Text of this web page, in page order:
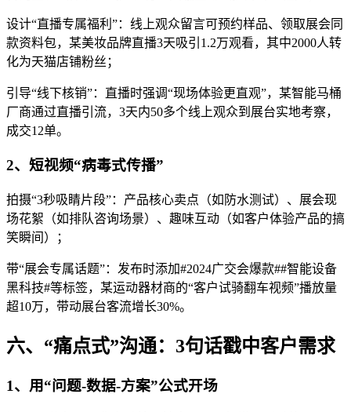
设计“直播专属福利”：线上观众留言可预约样品、领取展会同
款资料包，某美妆品牌直播3天吸引1.2万观看，其中2000人转
化为天猫店铺粉丝；
引导“线下核销”：直播时强调“现场体验更直观”，某智能马桶
厂商通过直播引流，3天内50多个线上观众到展台实地考察，
成交12单。
2、短视频“病毒式传播”
拍摄“3秒吸睛片段”：产品核心卖点（如防水测试）、展会现
场花絮（如排队咨询场景）、趣味互动（如客户体验产品的搞
笑瞬间）；
带“展会专属话题”：发布时添加#2024广交会爆款##智能设备
黑科技#等标签，某运动器材商的“客户试骑翻车视频”播放量
超10万，带动展台客流增长30%。
六、“痛点式”沟通：3句话戳中客户需求
1、用“问题-数据-方案”公式开场